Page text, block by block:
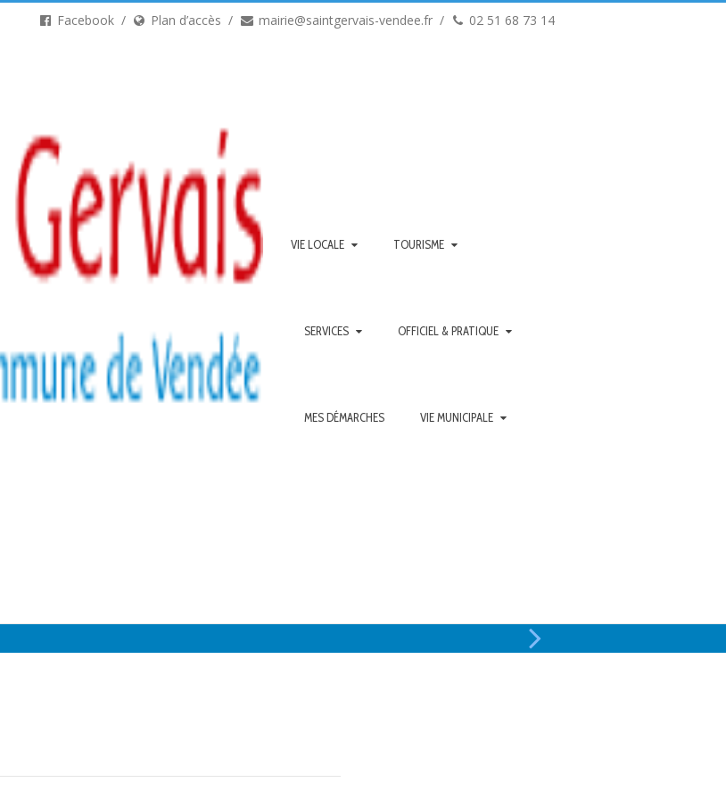
Facebook Plan d’accès mairie@saintgervais-vendee.fr 02 51 68 73 14
VIE LOCALE TOURISME
SERVICES OFFICIEL & PRATIQUE
MES DÉMARCHES VIE MUNICIPALE